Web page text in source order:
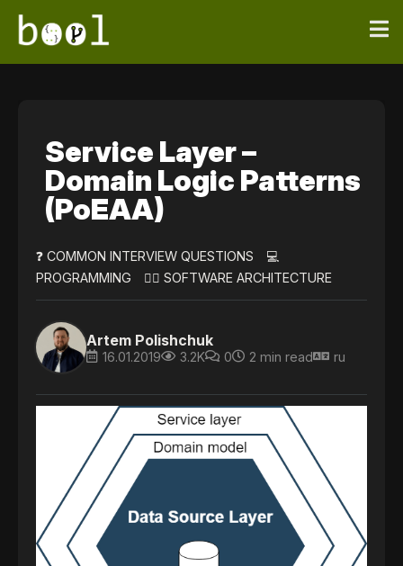
Service Layer –
Domain Logic Patterns
(PoEAA)
❓ COMMON INTERVIEW QUESTIONS
💻
PROGRAMMING
👷‍♀️ SOFTWARE ARCHITECTURE
Artem Polishchuk
16.01.2019 3.2K 0 2 min read ru